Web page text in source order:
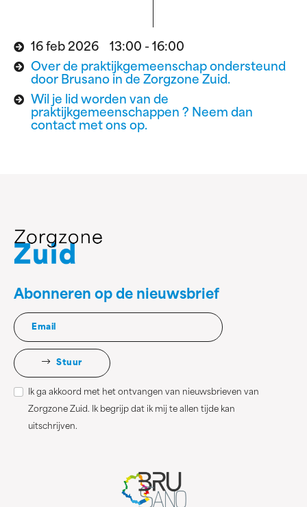
16 feb 2026 13:00 - 16:00
Over de praktijkgemeenschap ondersteund
door Brusano in de Zorgzone Zuid.
Wil je lid worden van de
praktijkgemeenschappen ? Neem dan
contact met ons op.
Abonneren op de nieuwsbrief
Stuur
Ik ga akkoord met het ontvangen van nieuwsbrieven van
Zorgzone Zuid. Ik begrijp dat ik mij te allen tijde kan
uitschrijven.